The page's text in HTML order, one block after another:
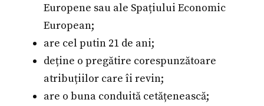
Europene sau ale Spațiului Economic
European;
are cel putin 21 de ani;
deține o pregătire corespunzătoare
atribuțiilor care îi revin;
are o buna conduită cetățenească;